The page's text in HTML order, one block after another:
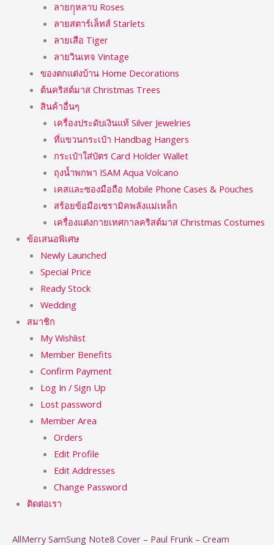
ลายกุุหลาบ Roses
ลายสตาร์เล็ทส์ Starlets
ลายเสือ Tiger
ลายวินเทจ Vintage
ของตกแต่งบ้าน Home Decorations
ต้นคริสต์มาส Christmas Trees
สินค้าอื่นๆ
เครื่องประดับเงินแท้ Silver Jewelries
ที่แขวนกระเป๋า Handbag Hangers
กระเป๋าใส่บัตร Card Holder Wallet
ถุงน้ำพกพา ISAM Aqua Volcano
เคสและซองมือถือ Mobile Phone Cases & Pouches
สร้อยข้อมือเซรามิคพลังแม่เหล็ก
เครื่องแต่งกายเทศกาลคริสต์มาส Christmas Costumes
ข้อเสนอพิเศษ
Newly Launched
Special Price
Ready Stock
Wedding
สมาชิก
My Wishlist
Member Benefits
Confirm Payment
Log In / Sign Up
Lost password
Member Area
Orders
Edit Profile
Edit Addresses
Change Password
ติดต่อเรา
AllMerry SamSung Note8 Cover – Paul Frunk – Cream